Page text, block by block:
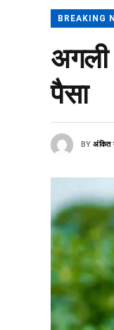
BREAKING
पैसा
BY अंकित